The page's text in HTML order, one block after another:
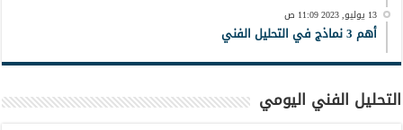
13 يوليو, 2023 11:09 ص
أهم 3 نماذج في التحليل الفني
التحليل الفني اليومي